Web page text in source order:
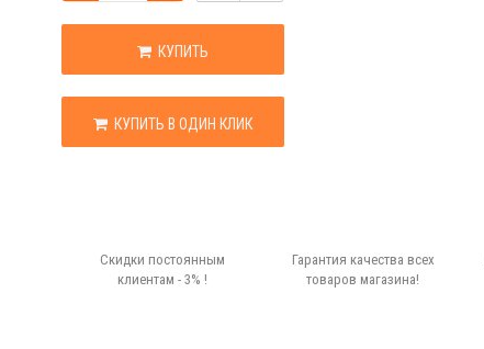
КУПИТЬ
КУПИТЬ В ОДИН КЛИК
Скидки постоянным
клиентам - 3% !
Гарантия качества всех
товаров магазина!